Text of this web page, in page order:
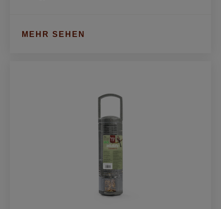
MEHR SEHEN